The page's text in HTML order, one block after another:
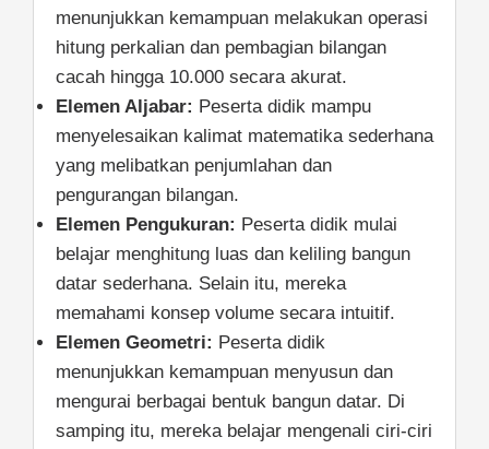
menunjukkan kemampuan melakukan operasi
hitung perkalian dan pembagian bilangan
cacah hingga 10.000 secara akurat.
Elemen Aljabar: Peserta didik mampu
menyelesaikan kalimat matematika sederhana
yang melibatkan penjumlahan dan
pengurangan bilangan.
Elemen Pengukuran: Peserta didik mulai
belajar menghitung luas dan keliling bangun
datar sederhana. Selain itu, mereka
memahami konsep volume secara intuitif.
Elemen Geometri: Peserta didik
menunjukkan kemampuan menyusun dan
mengurai berbagai bentuk bangun datar. Di
samping itu, mereka belajar mengenali ciri-ciri